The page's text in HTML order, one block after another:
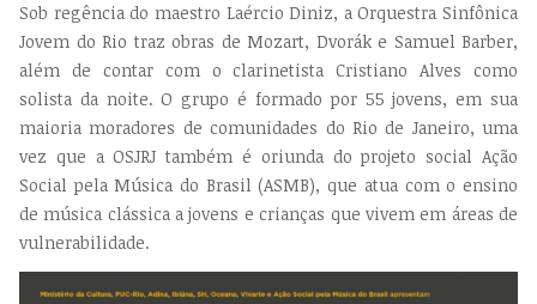
Sob regência do maestro Laércio Diniz, a Orquestra Sinfônica
Jovem do Rio traz obras de Mozart, Dvorák e Samuel Barber,
além de contar com o clarinetista Cristiano Alves como
solista da noite. O grupo é formado por 55 jovens, em sua
maioria moradores de comunidades do Rio de Janeiro, uma
vez que a OSJRJ também é oriunda do projeto social Ação
Social pela Música do Brasil (ASMB), que atua com o ensino
de música clássica a jovens e crianças que vivem em áreas de
vulnerabilidade.